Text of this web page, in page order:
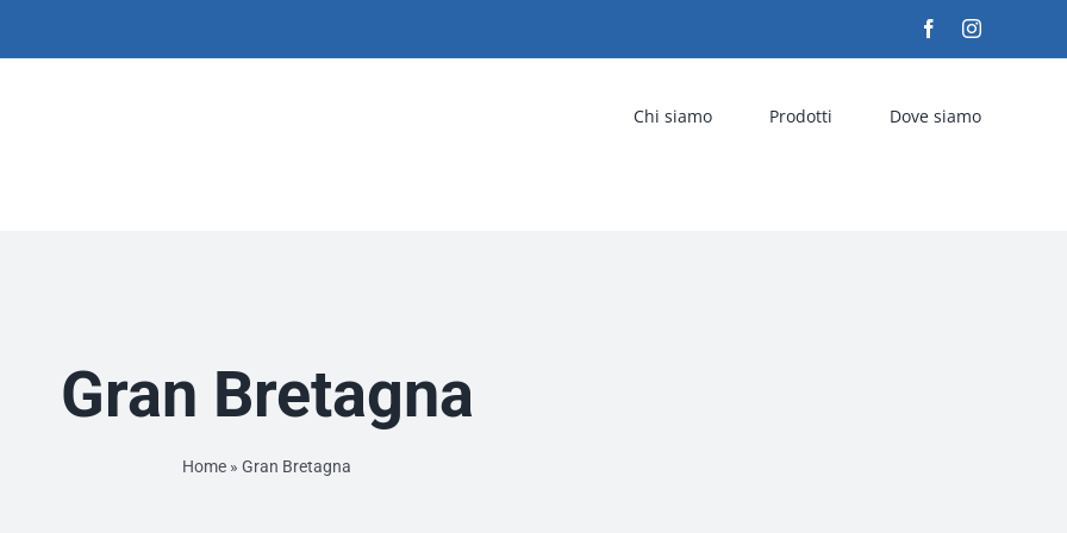
FacebookInstagram
Chi siamo Prodotti Dove siamo
Gran Bretagna
Home » Gran Bretagna